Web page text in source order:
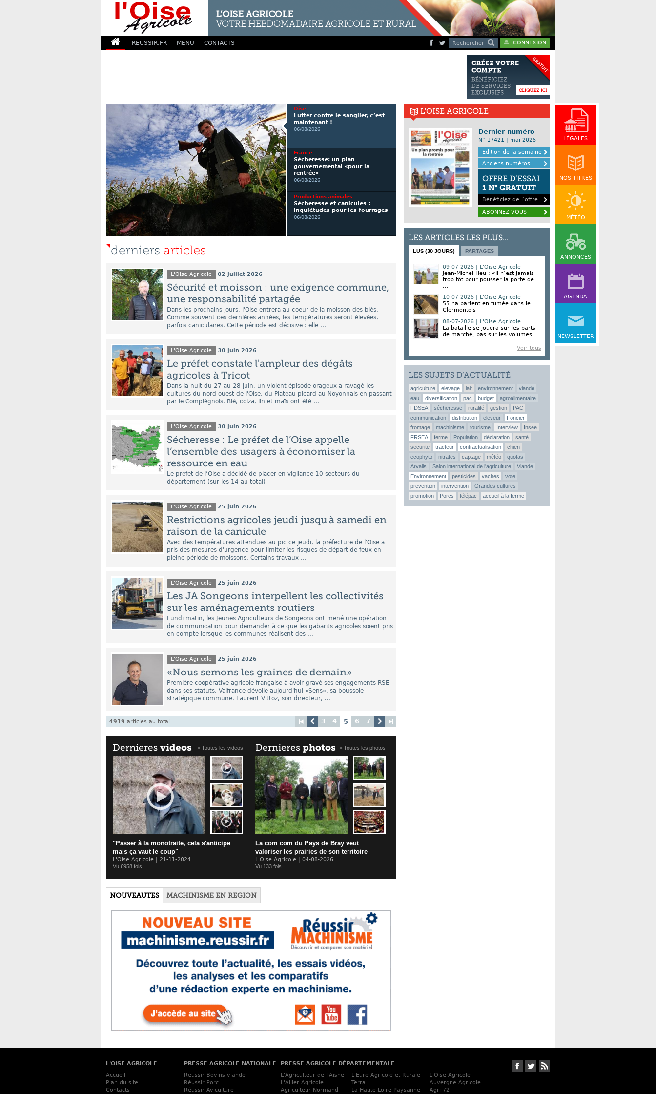
REUSSIR.FR MENU CONTACTS Rechercher CONNEXION
LÉGALES
NOS TITRES
MÉTÉO
ANNONCES
AGENDA
NEWSLETTER
Oise
Lutter contre le sanglier, c’est
maintenant !
06/08/2026
France
Sécheresse: un plan
gouvernemental «pour la
rentrée»
06/08/2026
Productions animales
Sécheresse et canicules :
inquiétudes pour les fourrages
06/08/2026
derniers articles
L'Oise Agricole 02 juillet 2026
Sécurité et moisson : une exigence commune,
une responsabilité partagée
Dans les prochains jours, l'Oise entrera au coeur de la moisson des blés.
Comme souvent ces dernières années, les températures seront élevées,
parfois caniculaires. Cette période est décisive : elle ...
L'Oise Agricole 30 juin 2026
Le préfet constate l'ampleur des dégâts
agricoles à Tricot
Dans la nuit du 27 au 28 juin, un violent épisode orageux a ravagé les
cultures du nord-ouest de l'Oise, du Plateau picard au Noyonnais en passant
par le Compiégnois. Blé, colza, lin et maïs ont été ...
L'Oise Agricole 30 juin 2026
Sécheresse : Le préfet de l’Oise appelle
l’ensemble des usagers à économiser la
ressource en eau
Le préfet de l’Oise a décidé de placer en vigilance 10 secteurs du
département (sur les 14 au total)
L'Oise Agricole 25 juin 2026
Restrictions agricoles jeudi jusqu'à samedi en
raison de la canicule
Avec des températures attendues au pic ce jeudi, la préfecture de l'Oise a
pris des mesures d'urgence pour limiter les risques de départ de feux en
pleine période de moissons. Certains travaux ...
L'Oise Agricole 25 juin 2026
Les JA Songeons interpellent les collectivités
sur les aménagements routiers
Lundi matin, les Jeunes Agriculteurs de Songeons ont mené une opération
de communication pour demander à ce que les gabarits agricoles soient pris
en compte lorsque les communes réalisent des ...
L'Oise Agricole 25 juin 2026
«Nous semons les graines de demain»
Première coopérative agricole française à avoir gravé ses engagements RSE
dans ses statuts, Valfrance dévoile aujourd'hui «Sens», sa boussole
stratégique commune. Laurent Vittoz, son directeur, ...
3 4 5 6 7
4919 articles au total
> Toutes les videos
Dernieres videos
"Passer à la monotraite, cela s'anticipe
mais ça vaut le coup"
L'Oise Agricole | 21-11-2024
Vu 6958 fois
> Toutes les photos
Dernieres photos
La com com du Pays de Bray veut
valoriser les prairies de son territoire
L'Oise Agricole | 04-08-2026
Vu 133 fois
NOUVEAUTES MACHINISME EN REGION
L'OISE AGRICOLE
Dernier numéro
N° 17421 | mai 2026
Edition de la semaine
Anciens numéros
OFFRE D’ESSAI
1 N° GRATUIT
Bénéficiez de l’offre
ABONNEZ-VOUS
LES ARTICLES LES PLUS...
LUS (30 JOURS) PARTAGES
09-07-2026 | L'Oise Agricole
Jean-Michel Heu : «Il n’est jamais
trop tôt pour pousser la porte de
...
10-07-2026 | L'Oise Agricole
55 ha partent en fumée dans le
Clermontois
08-07-2026 | L'Oise Agricole
La bataille se jouera sur les parts
de marché, pas sur les volumes
Voir tous
LES SUJETS D’ACTUALITÉ
agriculture elevage lait environnement
viande
eau
diversification pac budget
agroalimentaire
FDSEA
sécheresse ruralité gestion
PAC
communication
distribution eleveur
Foncier
fromage
machinisme tourisme Interview
Insee
FRSEA
ferme Population déclaration
santé
securite
tracteur contractualisation
chien
ecophyto
nitrates captage météo
quotas
Arvalis
Salon international de l'agriculture
Viande
Environnement
pesticides vaches
vote
prevention
intervention
Grandes cultures
promotion
Porcs télépac accueil à la ferme
Suivez-nous sur Facebook
Suivez-nous sur Twitter
L'OISE AGRICOLE
Accueil
Plan du site
Contacts
PRESSE AGRICOLE NATIONALE
Réussir Bovins viande
Réussir Porc
Réussir Aviculture
PRESSE AGRICOLE DÉPARTEMENTALE
L'Agriculteur de l'Aisne
L'Allier Agricole
Agriculteur Normand
L'Eure Agricole et Rurale
Terra
La Haute Loire Paysanne
L'Oise Agricole
Auvergne Agricole
Agri 72